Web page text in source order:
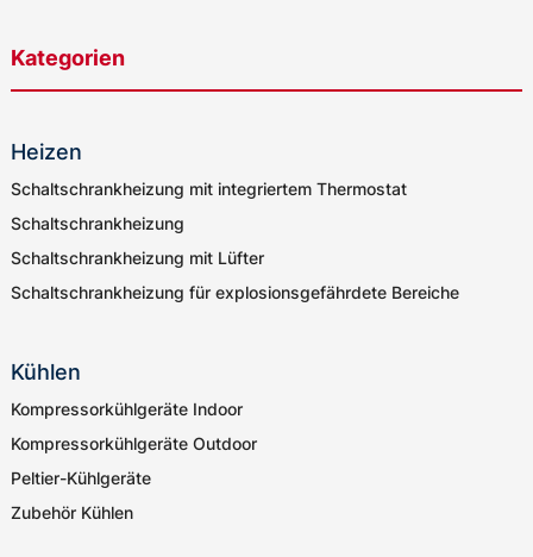
Kategorien
Heizen
Schaltschrankheizung mit integriertem Thermostat
Schaltschrankheizung
Schaltschrankheizung mit Lüfter
Schaltschrankheizung für explosionsgefährdete Bereiche
Kühlen
Kompressorkühlgeräte Indoor
Kompressorkühlgeräte Outdoor
Peltier-Kühlgeräte
Zubehör Kühlen